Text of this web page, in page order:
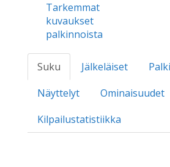
Tarkemmat
kuvaukset
palkinnoista
Suku Jälkeläiset
Näyttelyt
Ominaisuudet
Kilpailustatistiikka